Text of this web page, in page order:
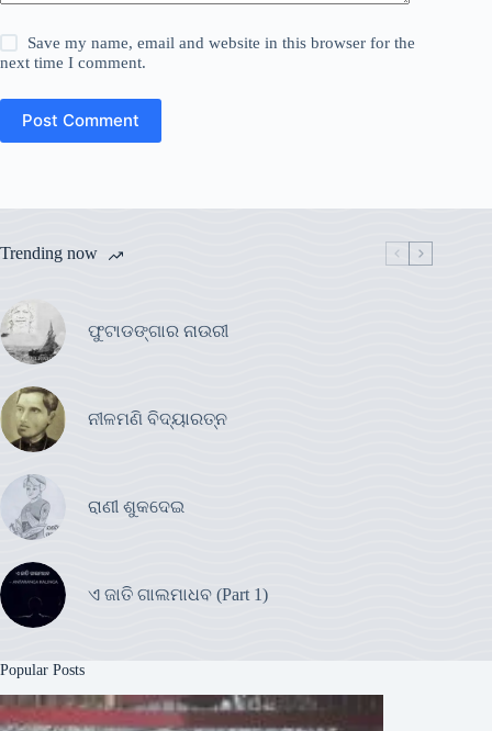
Save my name, email and website in this browser for the
next time I comment.
Post Comment
Trending now
ଫୁଟାଡଙ୍ଗାର ନାଉରୀ
ନୀଳମଣି ବିଦ୍ୟାରତ୍ନ
ରାଣୀ ଶୁକଦେଇ
ଏ ଜାତି ଗାଲମାଧବ (Part 1)
Popular Posts